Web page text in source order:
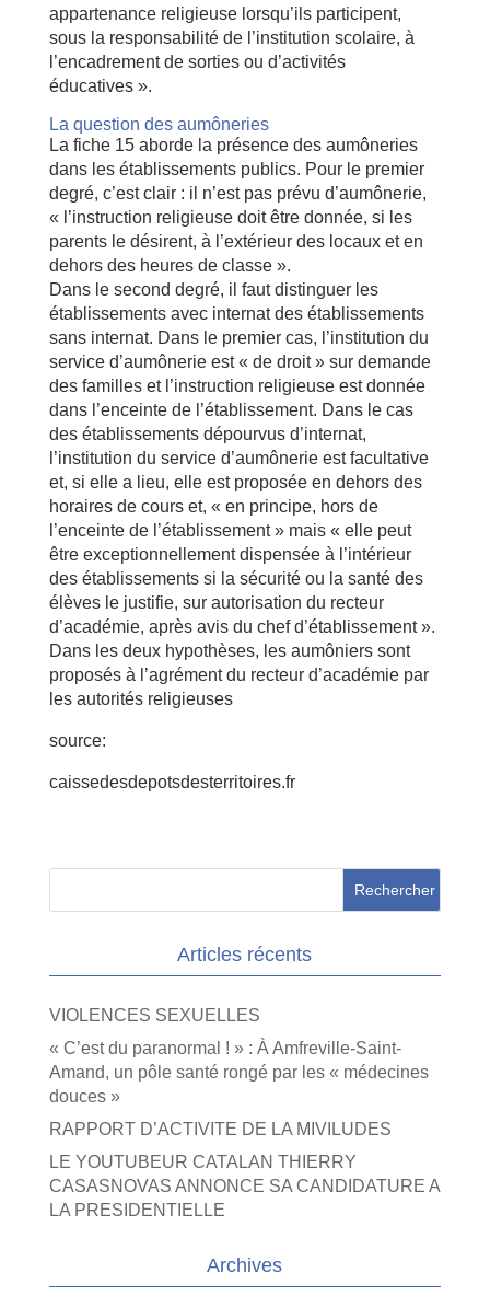
appartenance religieuse lorsqu’ils participent,
sous la responsabilité de l’institution scolaire, à
l’encadrement de sorties ou d’activités
éducatives ».
La question des aumôneries
La fiche 15 aborde la présence des aumôneries
dans les établissements publics. Pour le premier
degré, c’est clair : il n’est pas prévu d’aumônerie,
« l’instruction religieuse doit être donnée, si les
parents le désirent, à l’extérieur des locaux et en
dehors des heures de classe ».
Dans le second degré, il faut distinguer les
établissements avec internat des établissements
sans internat. Dans le premier cas, l’institution du
service d’aumônerie est « de droit » sur demande
des familles et l’instruction religieuse est donnée
dans l’enceinte de l’établissement. Dans le cas
des établissements dépourvus d’internat,
l’institution du service d’aumônerie est facultative
et, si elle a lieu, elle est proposée en dehors des
horaires de cours et, « en principe, hors de
l’enceinte de l’établissement » mais « elle peut
être exceptionnellement dispensée à l’intérieur
des établissements si la sécurité ou la santé des
élèves le justifie, sur autorisation du recteur
d’académie, après avis du chef d’établissement ».
Dans les deux hypothèses, les aumôniers sont
proposés à l’agrément du recteur d’académie par
les autorités religieuses
source:
caissedesdepotsdesterritoires.fr
Articles récents
VIOLENCES SEXUELLES
« C’est du paranormal ! » : À Amfreville-Saint-
Amand, un pôle santé rongé par les « médecines
douces »
RAPPORT D’ACTIVITE DE LA MIVILUDES
LE YOUTUBEUR CATALAN THIERRY
CASASNOVAS ANNONCE SA CANDIDATURE A
LA PRESIDENTIELLE
Archives